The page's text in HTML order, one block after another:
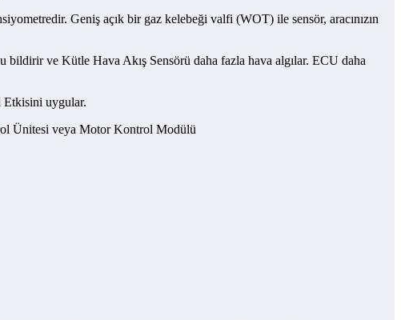
Geniş açık bir gaz kelebeği valfi (WOT) ile sensör, aracınızın
ve Kütle Hava Akış Sensörü daha fazla hava algılar. ECU daha
Etkisini uygular.
Ünitesi veya Motor Kontrol Modülü